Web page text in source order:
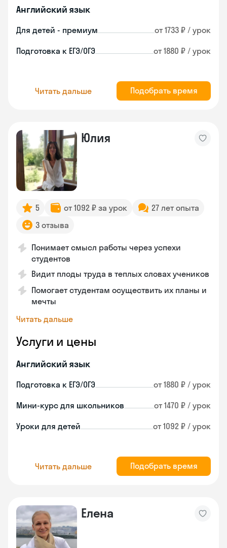
Английский язык
Для детей - премиум от 1733 ₽ / урок
Подготовка к ЕГЭ/ОГЭ от 1880 ₽ / урок
Читать дальше Подобрать время
Юлия
5 от 1092 ₽ за урок
27 лет опыта
3 отзыва
Понимает смысл работы через успехи
студентов
Видит плоды труда в теплых словах учеников
Помогает студентам осуществить их планы и
мечты
Читать дальше
Услуги и цены
Английский язык
Подготовка к ЕГЭ/ОГЭ от 1880 ₽ / урок
Мини-курс для школьников от 1470 ₽ / урок
Уроки для детей от 1092 ₽ / урок
Читать дальше Подобрать время
Елена